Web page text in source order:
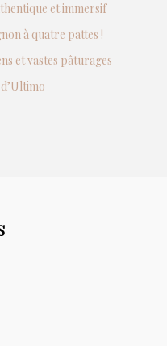
et immersif
à quatre pattes !
et vastes pâturages